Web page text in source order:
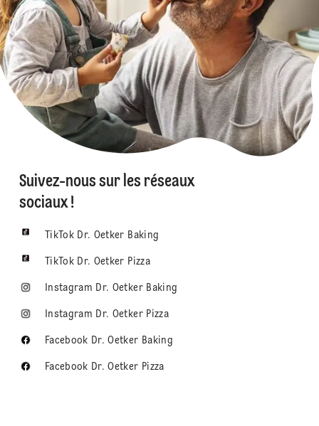
Suivez-nous sur les réseaux
sociaux !
TikTok Dr. Oetker Baking
TikTok Dr. Oetker Pizza
Instagram Dr. Oetker Baking
Instagram Dr. Oetker Pizza
Facebook Dr. Oetker Baking
Facebook Dr. Oetker Pizza